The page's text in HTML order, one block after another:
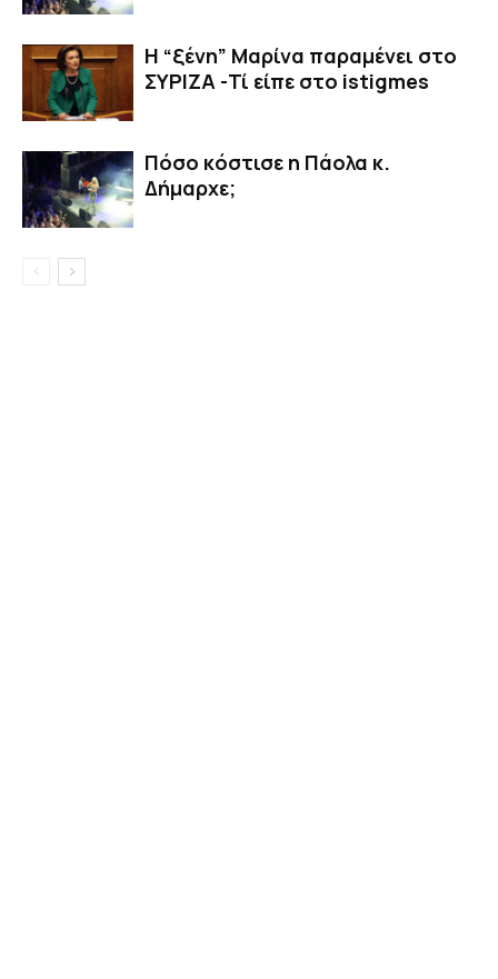
Η “ξένη” Μαρίνα παραμένει στο
ΣΥΡΙΖΑ -Τί είπε στο istigmes
Πόσο κόστισε η Πάολα κ.
Δήμαρχε;